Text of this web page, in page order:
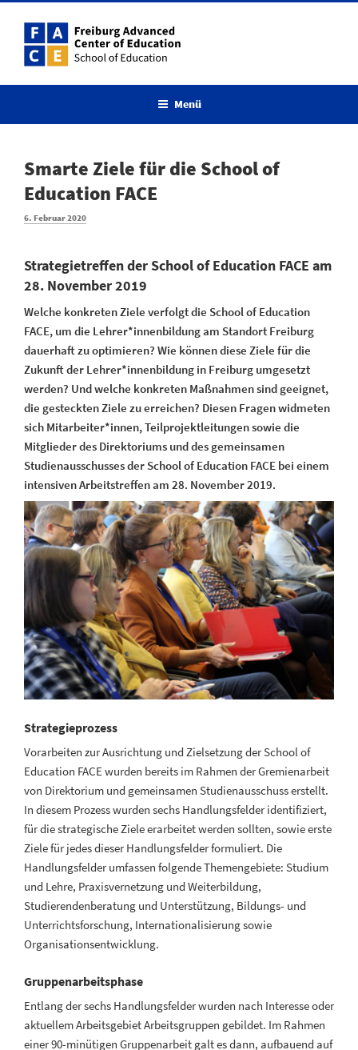
Menü
Smarte Ziele für die School of
Education FACE
6. Februar 2020
Strategietreffen der School of Education FACE am
28. November 2019
Welche konkreten Ziele verfolgt die School of Education
FACE, um die Lehrer*innenbildung am Standort Freiburg
dauerhaft zu optimieren? Wie können diese Ziele für die
Zukunft der Lehrer*innenbildung in Freiburg umgesetzt
werden? Und welche konkreten Maßnahmen sind geeignet,
die gesteckten Ziele zu erreichen? Diesen Fragen widmeten
sich Mitarbeiter*innen, Teilprojektleitungen sowie die
Mitglieder des Direktoriums und des gemeinsamen
Studienausschusses der School of Education FACE bei einem
intensiven Arbeitstreffen am 28. November 2019.
Strategieprozess
Vorarbeiten zur Ausrichtung und Zielsetzung der School of
Education FACE wurden bereits im Rahmen der Gremienarbeit
von Direktorium und gemeinsamen Studienausschuss erstellt.
In diesem Prozess wurden sechs Handlungsfelder identifiziert,
für die strategische Ziele erarbeitet werden sollten, sowie erste
Ziele für jedes dieser Handlungsfelder formuliert. Die
Handlungsfelder umfassen folgende Themengebiete: Studium
und Lehre, Praxisvernetzung und Weiterbildung,
Studierendenberatung und Unterstützung, Bildungs- und
Unterrichtsforschung, Internationalisierung sowie
Organisationsentwicklung.
Gruppenarbeitsphase
Entlang der sechs Handlungsfelder wurden nach Interesse oder
aktuellem Arbeitsgebiet Arbeitsgruppen gebildet. Im Rahmen
einer 90-minütigen Gruppenarbeit galt es dann, aufbauend auf